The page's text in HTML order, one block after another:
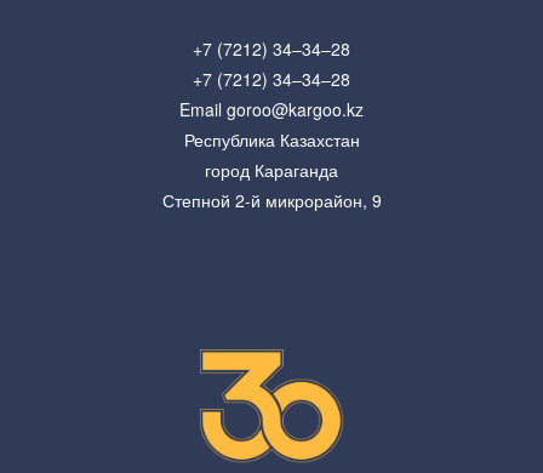
+7 (7212) 34–34–28
+7 (7212) 34–34–28
Email goroo@kargoo.kz
Республика Казахстан
город Караганда
Степной 2-й микрорайон, 9